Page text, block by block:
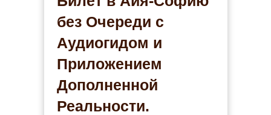
без Очереди с
Аудиогидом и
Приложением
Дополненной
Реальности.